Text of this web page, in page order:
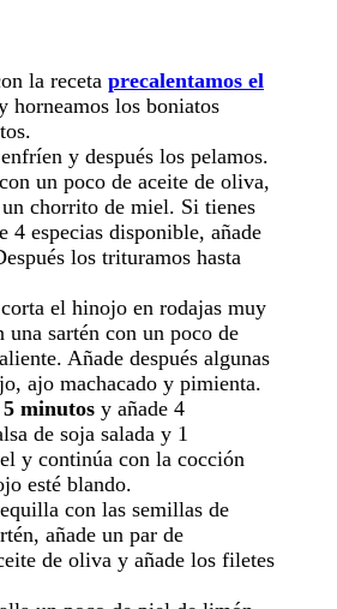
la receta precalentamos el
horneamos los boniatos
y después los pelamos.
un poco de aceite de oliva,
chorrito de miel. Si tienes
4 especias disponible, añade
los trituramos hasta
el hinojo en rodajas muy
una sartén con un poco de
Añade después algunas
ajo machacado y pimienta.
minutos y añade 4
de soja salada y 1
y continúa con la cocción
esté blando.
con las semillas de
añade un par de
de oliva y añade los filetes